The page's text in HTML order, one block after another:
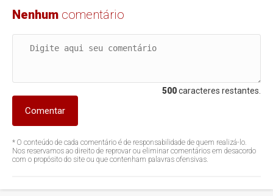
Nenhum comentário
500caracteres restantes.
Comentar
* O conteúdo de cada comentário é de responsabilidade de quem realizá-lo.
Nos reservamos ao direito de reprovar ou eliminar comentários em desacordo
com o propósito do site ou que contenham palavras ofensivas.